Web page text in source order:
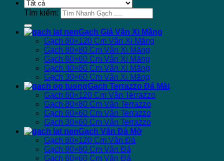
Tìm kiếm:
Gạch Giả Vân Xi Măng
Gạch 60×120 Cm Vân Xi Măng
Gạch 80×80 Cm Vân Xi Măng
Gạch 60×60 Cm Vân Xi Măng
Gạch 40×80 Cm Vân Xi Măng
Gạch 30×60 Cm Vân Xi Măng
Gạch Terrazzo Đá Mài
Gạch 60×120 Cm Vân Terrazzo
Gạch 80×80 Cm Vân Terrazzo
Gạch 60×60 Cm Vân Terrazzo
Gạch 30×60 Cm Vân Terrazzo
Gạch Vân Đá Mờ
Gạch 60×120 Cm Vân Đá
Gạch 80×80 Cm Vân Đá
Gạch 60×60 Cm Vân Đá